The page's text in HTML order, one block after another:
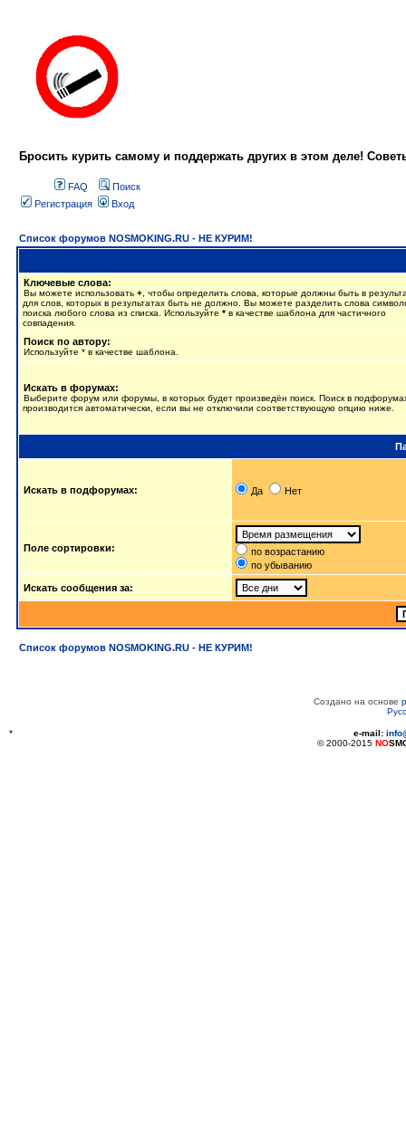
Бросить курить самому и поддержать других в этом деле!
FAQ
Поиск
Регистрация
Вход
Список форумов NOSMOKING.RU - НЕ КУРИМ!
Ключевые слова:
Вы можете использовать + , чтобы определить слова, которые должны быть в
для слов, которых в результатах быть не должно. Вы можете разделить слова
поиска любого слова из списка. Используйте * в качестве шаблона для частичного
совпадения.
Поиск по автору:
Используйте * в качестве шаблона.
Искать в форумах:
Выберите форум или форумы, в которых будет произведён поиск. Поиск в
производится автоматически, если вы не отключили соответствующую опцию ниже.
Искать в подфорумах: Да Нет
Поле сортировки:
по возрастанию
по убыванию
Искать сообщения за:
Список форумов NOSMOKING.RU - НЕ КУРИМ!
Создано на основе
* e-mail:
© 2000-2015 NO